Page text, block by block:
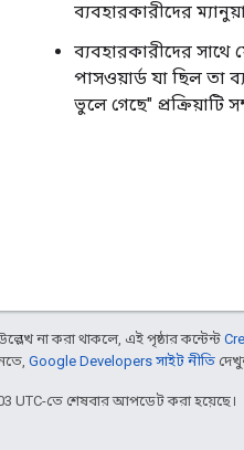
ব্যবহারকারীদের
ব্যবহারকারীদের
পাসওয়ার্ড যা ছিল তা
ভুলে গেছে" প্রক্রিয়াটি
না করা থাকলে, এই পৃষ্ঠার কন্টেন্ট
Google Developers সাইট নীতি
UTC-তে শেষবার আপডেট করা হয়েছে।